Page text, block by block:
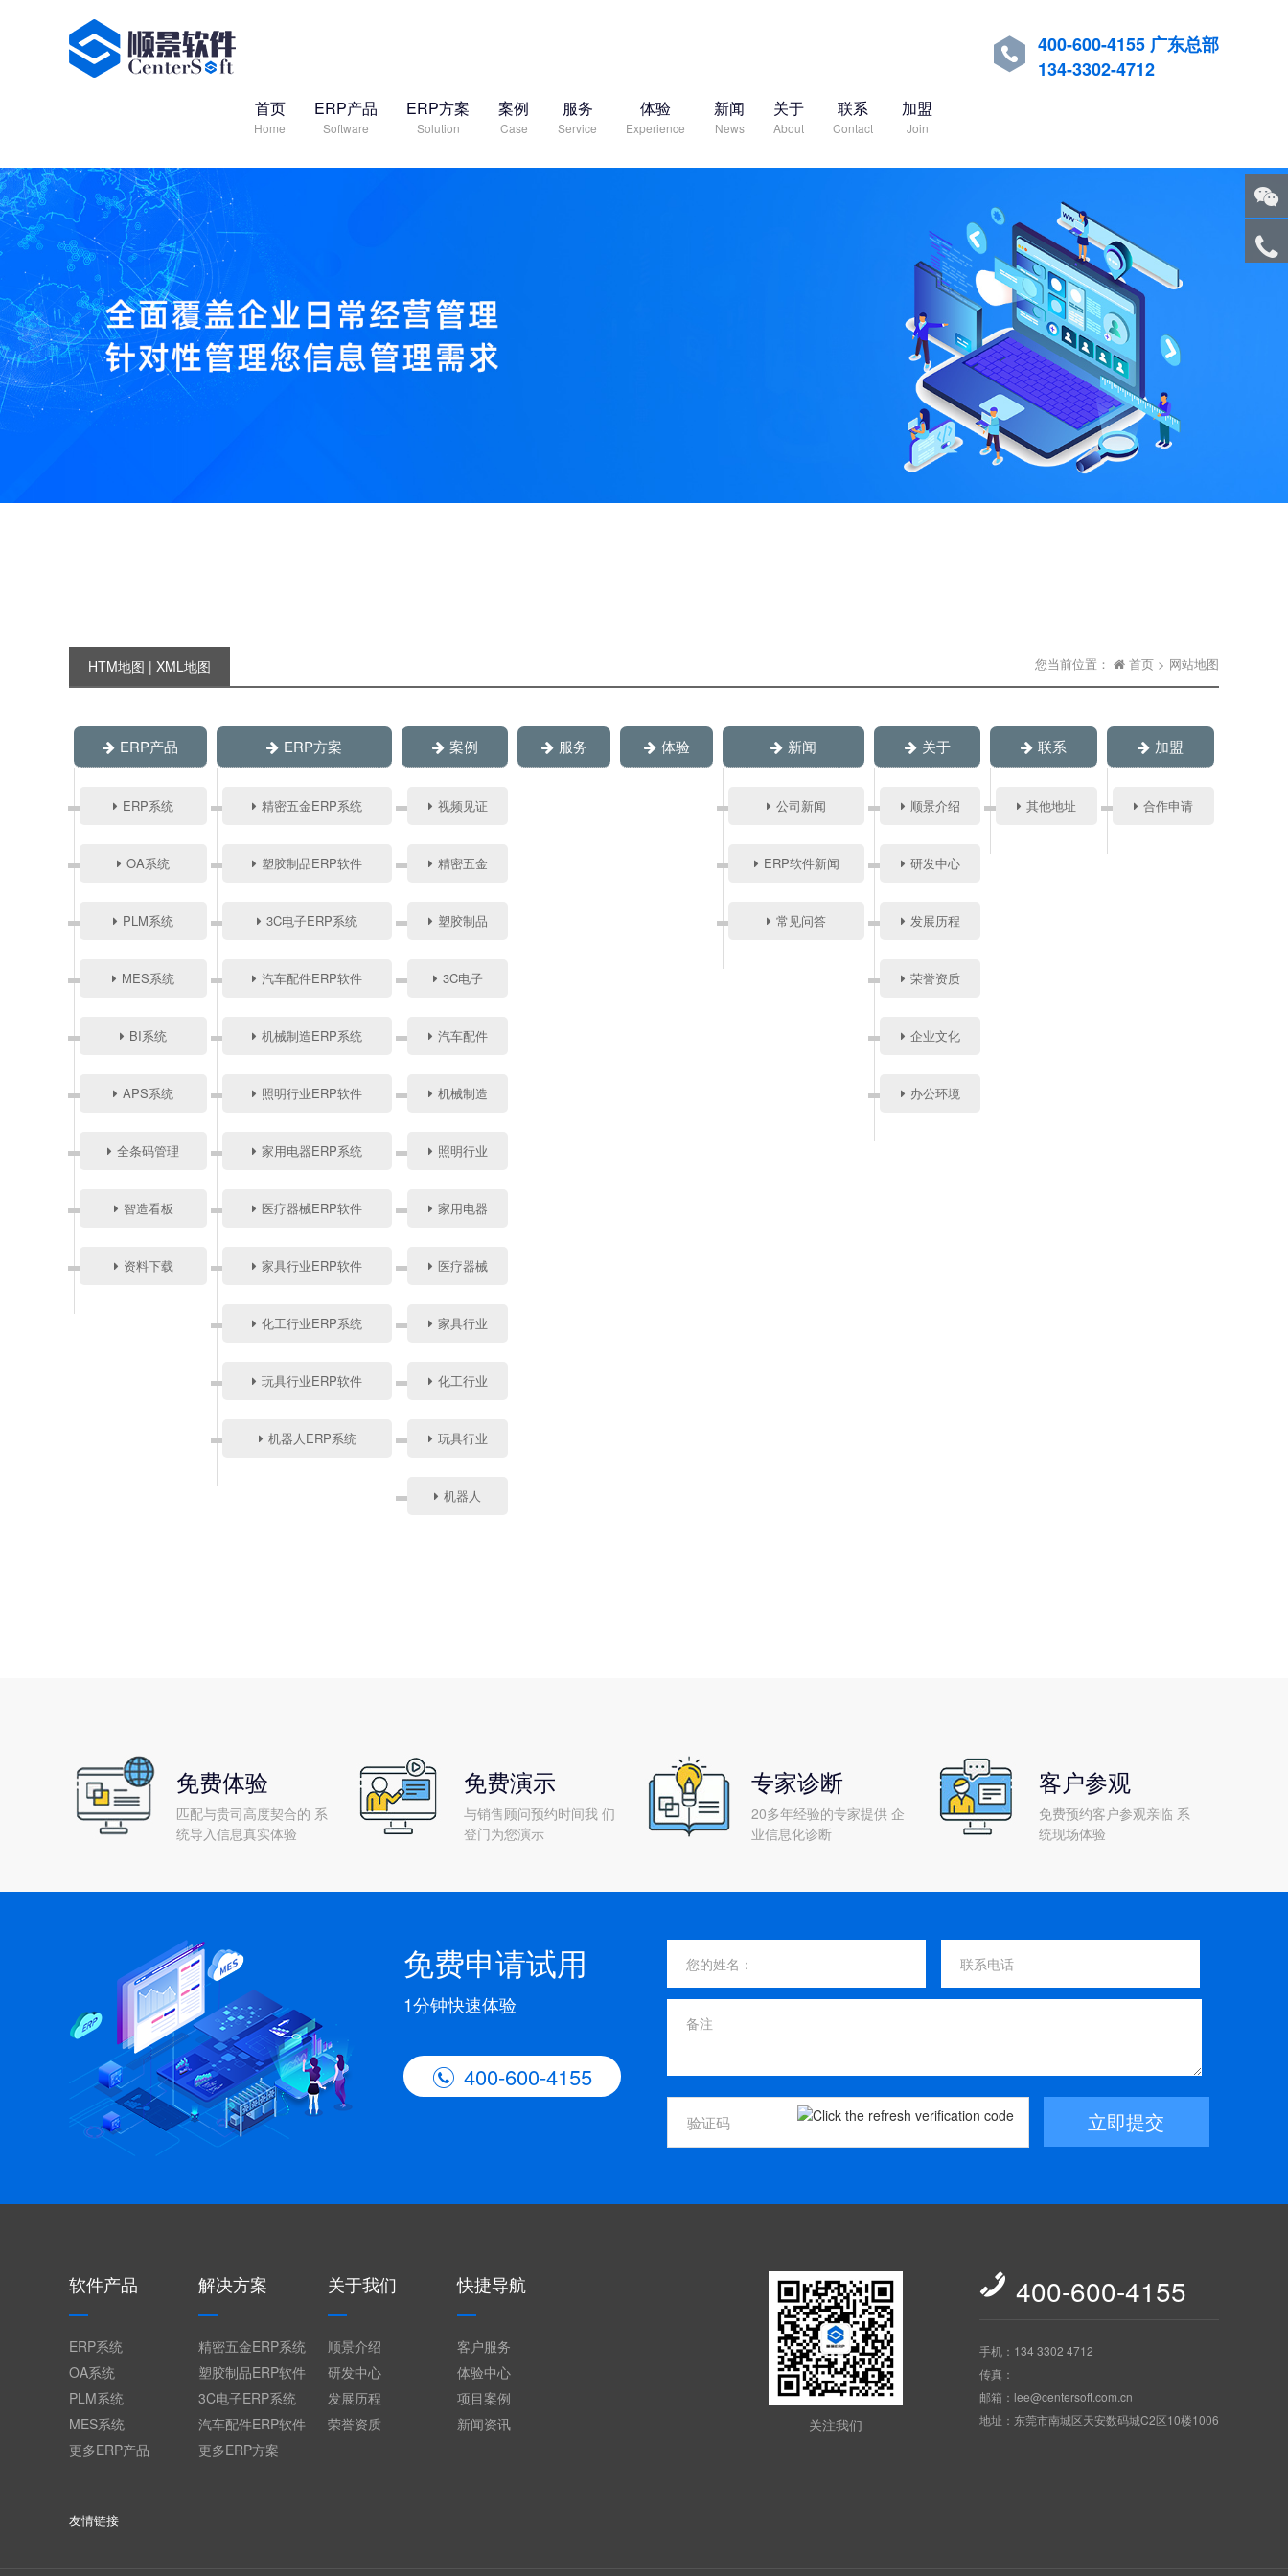

400-600-4155 广东总部
134-3302-4712
首页
Home
ERP产品
Software
ERP方案
Solution
案例
Case
服务
Service
体验
Experience
新闻
News
关于
About
联系
Contact
加盟
Join
HTM地图 | XML地图 您当前位置： 首页 > 网站地图
ERP产品
ERP系统
OA系统
PLM系统
MES系统
BI系统
APS系统
全条码管理
智造看板
资料下载
ERP方案
精密五金ERP系统
塑胶制品ERP软件
3C电子ERP系统
汽车配件ERP软件
机械制造ERP系统
照明行业ERP软件
家用电器ERP系统
医疗器械ERP软件
家具行业ERP软件
化工行业ERP系统
玩具行业ERP软件
机器人ERP系统
案例
视频见证
精密五金
塑胶制品
3C电子
汽车配件
机械制造
照明行业
家用电器
医疗器械
家具行业
化工行业
玩具行业
机器人
服务 体验 新闻
公司新闻
ERP软件新闻
常见问答
关于
顺景介绍
研发中心
发展历程
荣誉资质
企业文化
办公环境
联系
其他地址
加盟
合作申请
免费体验
匹配与贵司高度契合的 系
统导入信息真实体验
免费演示
与销售顾问预约时间我 们
登门为您演示
专家诊断
20多年经验的专家提供 企
业信息化诊断
客户参观
免费预约客户参观亲临 系
统现场体验
免费申请试用
1分钟快速体验
 400-600-4155
立即提交
软件产品
ERP系统
OA系统
PLM系统
MES系统
更多ERP产品
解决方案
精密五金ERP系统
塑胶制品ERP软件
3C电子ERP系统
汽车配件ERP软件
更多ERP方案
关于我们
顺景介绍
研发中心
发展历程
荣誉资质
快捷导航
客户服务
体验中心
项目案例
新闻资讯
 400-600-4155
手机：134 3302 4712
传真：
邮箱：lee@centersoft.com.cn
地址：东莞市南城区天安数码城C2区10楼1006
关注我们
友情链接
微信